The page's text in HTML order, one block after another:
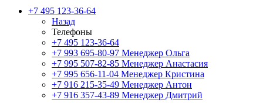
+7 495 123-36-64
Назад
Телефоны
+7 495 123-36-64
+7 993 695-80-97 Менеджер Ольга
+7 995 507-82-85 Менеджер Анастасия
+7 995 656-11-04 Менеджер Кристина
+7 916 215-35-49 Менеджер Антон
+7 916 357-43-89 Менеджер Дмитрий